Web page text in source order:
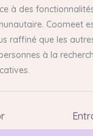
à des
Coomeet
raffiné que les
à la